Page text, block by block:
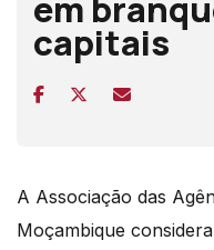
capitais
A Associação das
Moçambique